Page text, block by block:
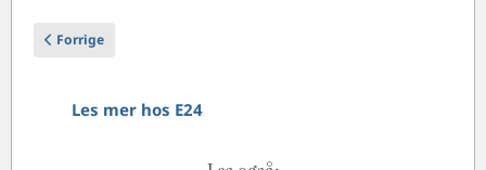
Forrige artikkel: The Twin Transition: Promise and Peril
Forrige
Les mer hos E24